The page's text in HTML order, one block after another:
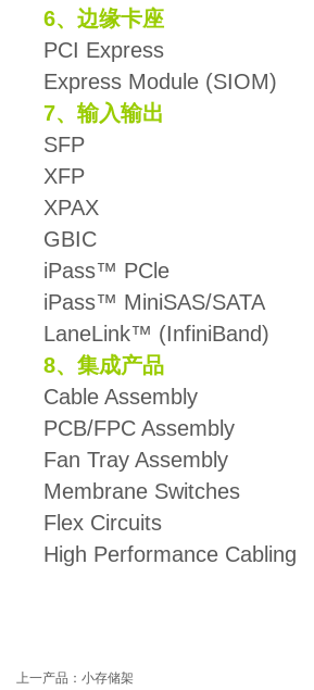
6、边缘卡座
PCI Express
Express Module (SIOM)
7、输入输出
SFP
XFP
XPAX
GBIC
iPass™ PCle
iPass™ MiniSAS/SATA
LaneLink™ (InfiniBand)
8、集成产品
Cable Assembly
PCB/FPC Assembly
Fan Tray Assembly
Membrane Switches
Flex Circuits
High Performance Cabling
上一产品 ： 小存储架